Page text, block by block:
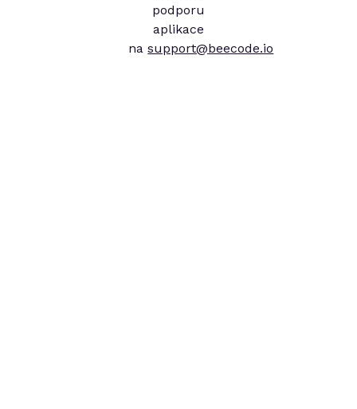
podporu
aplikace
nasupport@beecode.io